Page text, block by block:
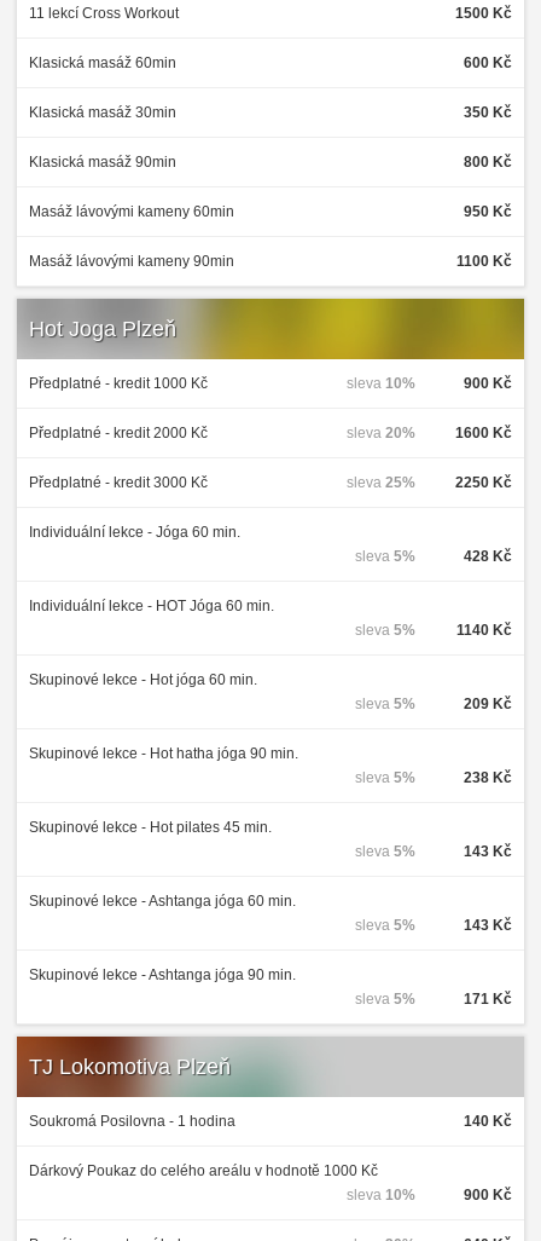
11 lekcí Cross Workout 1500 Kč
Klasická masáž 60min 600 Kč
Klasická masáž 30min 350 Kč
Klasická masáž 90min 800 Kč
Masáž lávovými kameny 60min 950 Kč
Masáž lávovými kameny 90min 1100 Kč
Hot Joga Plzeň
Předplatné - kredit 1000 Kč 900 Kč
sleva 10%
Předplatné - kredit 2000 Kč 1600 Kč
sleva 20%
Předplatné - kredit 3000 Kč 2250 Kč
sleva 25%
Individuální lekce - Jóga 60 min.
428 Kč
sleva 5%
Individuální lekce - HOT Jóga 60 min.
1140 Kč
sleva 5%
Skupinové lekce - Hot jóga 60 min.
209 Kč
sleva 5%
Skupinové lekce - Hot hatha jóga 90 min.
238 Kč
sleva 5%
Skupinové lekce - Hot pilates 45 min.
143 Kč
sleva 5%
Skupinové lekce - Ashtanga jóga 60 min.
143 Kč
sleva 5%
Skupinové lekce - Ashtanga jóga 90 min.
171 Kč
sleva 5%
TJ Lokomotiva Plzeň
Soukromá Posilovna - 1 hodina 140 Kč
Dárkový Poukaz do celého areálu v hodnotě 1000 Kč
900 Kč
sleva 10%